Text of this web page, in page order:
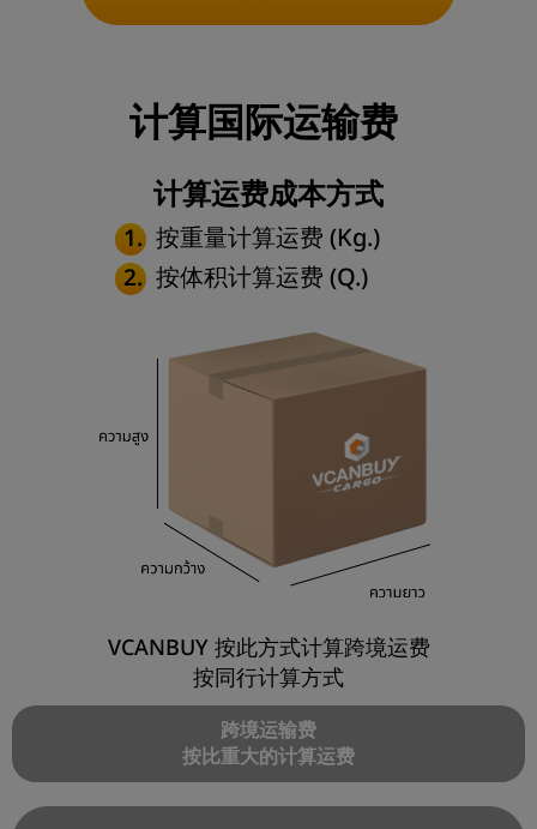
计算国际运输费
计算运费成本方式
1. 按重量计算运费 (Kg.)
2. 按体积计算运费 (Q.)
VCANBUY 按此方式计算跨境运费
按同行计算方式
跨境运输费
按比重大的计算运费